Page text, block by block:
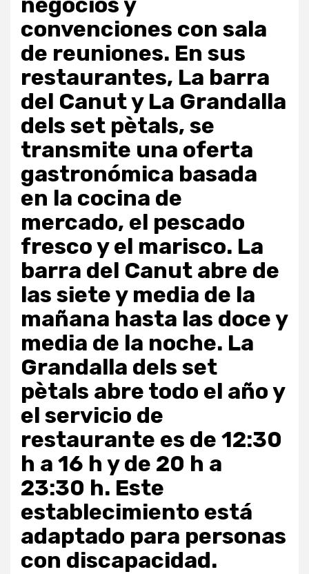
convenciones con sala
de reuniones. En sus
restaurantes, La barra
del Canut y La Grandalla
dels set pètals, se
transmite una oferta
gastronómica basada
en la cocina de
mercado, el pescado
fresco y el marisco. La
barra del Canut abre de
las siete y media de la
mañana hasta las doce y
media de la noche. La
Grandalla dels set
pètals abre todo el año y
el servicio de
restaurante es de 12:30
h a 16 h y de 20 h a
23:30 h. Este
establecimiento está
adaptado para personas
con discapacidad.